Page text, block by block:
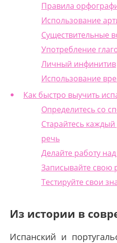
Правила
Использование
Существительные
Употребление
Личный инфинитив
Использование
Как быстро выучить
Определитесь со
Старайтесь
речь
Делайте работу
Записывайте свою
Тестируйте свои
Из истории в
Испанский и